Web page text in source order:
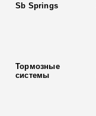
Sb Springs
Тормозные
системы